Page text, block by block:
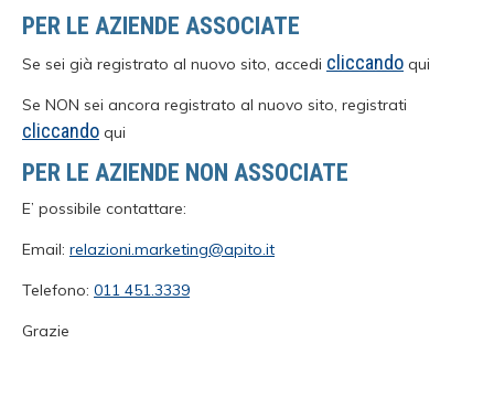
PER LE AZIENDE ASSOCIATE
Se sei già registrato al nuovo sito, accedi cliccando qui
Se NON sei ancora registrato al nuovo sito, registrati
cliccando qui
PER LE AZIENDE NON ASSOCIATE
E’ possibile contattare:
Email: relazioni.marketing@apito.it
Telefono: 011 451.3339
Grazie